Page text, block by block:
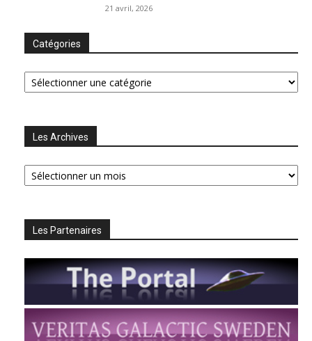
21 avril, 2026
Catégories
Catégories
Les Archives
Les
Archives
Les Partenaires